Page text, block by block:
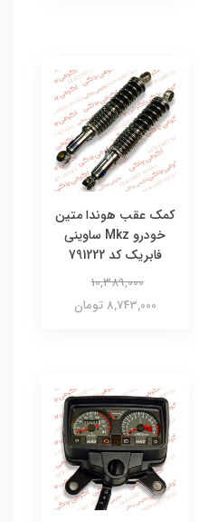
کمک عقب هوندا متین
خودرو Mkz ساوینی
فابریک کد 791222
10,389,000
8,743,000 تومان